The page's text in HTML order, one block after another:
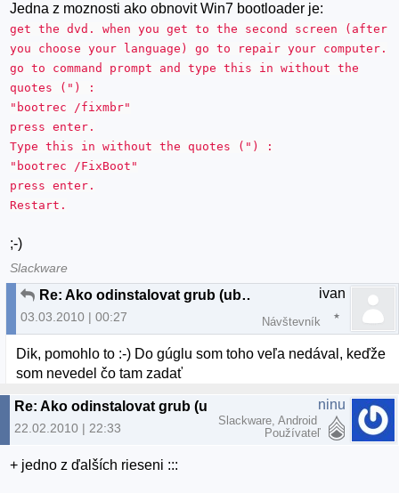
Jedna z moznosti ako obnovit Win7 bootloader je:
get the dvd. when you get to the second screen (after
you choose your language) go to repair your computer.
go to command prompt and type this in without the
quotes (") :
"bootrec /fixmbr"
press enter.
Type this in without the quotes (") :
"bootrec /FixBoot"
press enter.
Restart.
;-)
Slackware
Re: Ako odinstalovat grub (ubuntu 9.10)
03.03.2010 | 00:27
ivan
Návštevník
Dik, pomohlo to :-) Do gúglu som toho veľa nedával, keďže
som nevedel čo tam zadať
22.02.2010 | 22:33
ninu
Slackware, Android
Používateľ
+ jedno z ďalších rieseni :::